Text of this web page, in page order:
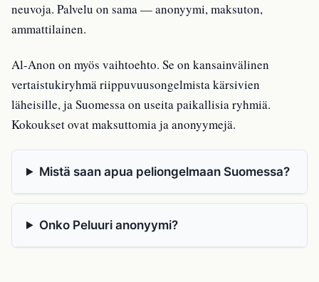
neuvoja. Palvelu on sama — anonyymi, maksuton,
ammattilainen.
Al-Anon on myös vaihtoehto. Se on kansainvälinen
vertaistukiryhmä riippuvuusongelmista kärsivien
läheisille, ja Suomessa on useita paikallisia ryhmiä.
Kokoukset ovat maksuttomia ja anonyymejä.
Mistä saan apua peliongelmaan Suomessa?
Onko Peluuri anonyymi?